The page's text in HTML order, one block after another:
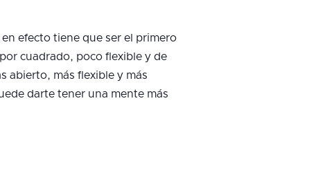
efecto tiene que ser el primero
cuadrado, poco flexible y de
abierto, más flexible y más
darte tener una mente más